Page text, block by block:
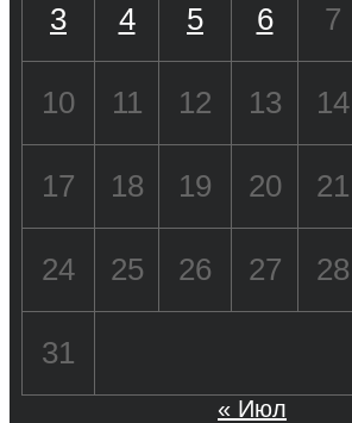
3 4 5 6 7
10 11 12 13 14
17 18 19 20 21
24 25 26 27 28
31
« Июл